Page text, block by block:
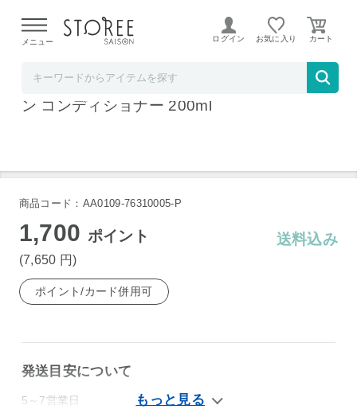
よる配送遅延が発生しております。
メニュー ログイン お気に入り
バンブル&バンブル Bb. カール スリーインワ
ン コンディショナー 200ml
商品コード：AA0109-76310005-P
1,700 ポイント
(7,650 円)
送料込み
ポイント/カード併用可
発送目安について
5～7営業日